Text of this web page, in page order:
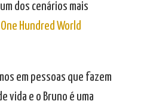
dos cenários mais
One Hundred World
em pessoas que fazem
vida e o Bruno é uma